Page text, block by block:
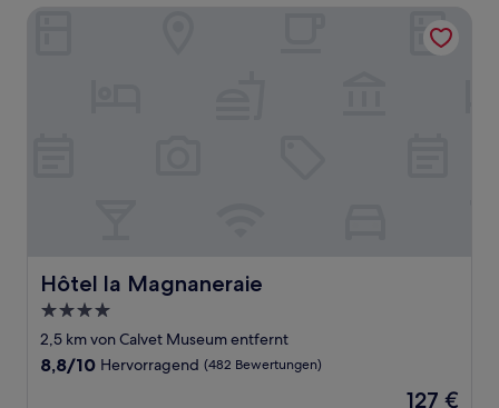
Hôtel la Magnaneraie
Hôtel la Magnaneraie
4.0-
Sterne-
Unterkunft
2,5 km von Calvet Museum entfernt
8.8
8,8/10 Hervorragend (482 Bewertungen)
Der
127 €